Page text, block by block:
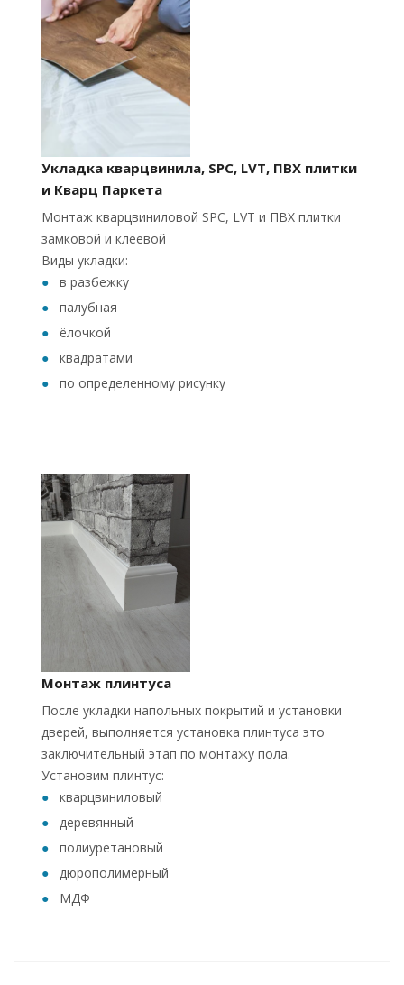
Укладка кварцвинила, SPC, LVT, ПВХ плитки
и Кварц Паркета
Монтаж кварцвиниловой SPC, LVT и ПВХ плитки
замковой и клеевой
Виды укладки:
в разбежку
палубная
ёлочкой
квадратами
по определенному рисунку
Монтаж плинтуса
После укладки напольных покрытий и установки
дверей, выполняется установка плинтуса это
заключительный этап по монтажу пола.
Установим плинтус:
кварцвиниловый
деревянный
полиуретановый
дюрополимерный
МДФ